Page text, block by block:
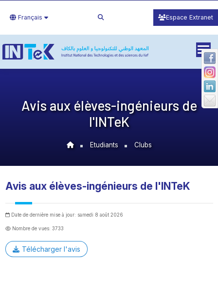
Français Espace Extranet
Avis aux élèves-ingénieurs de
l'INTeK
Etudiants Clubs
Avis aux élèves-ingénieurs de l'INTeK
Date de dernière mise à jour: samedi 8 août 2026
Nombre de vues: 3733
Télécharger l'avis